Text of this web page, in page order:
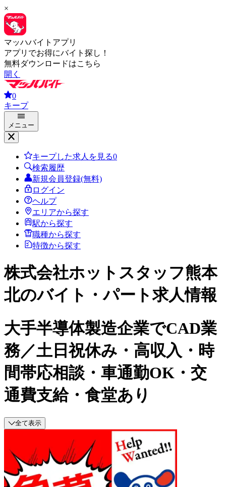
×
マッハバイトアプリ
アプリでお得にバイト探し！
無料ダウンロードはこちら
開く
0
キープ
メニュー
キープした求人を見る0
検索履歴
新規会員登録(無料)
ログイン
ヘルプ
エリアから探す
駅から探す
職種から探す
特徴から探す
株式会社ホットスタッフ熊本
北のバイト・パート求人情報
大手半導体製造企業でCAD業
務／土日祝休み・高収入・時
間帯応相談・車通勤OK・交
通費支給・食堂あり
全て表示